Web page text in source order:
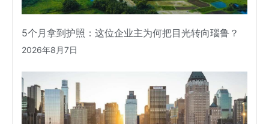
5个月拿到护照：这位企业主为何把目光转向瑙鲁？
2026年8月7日